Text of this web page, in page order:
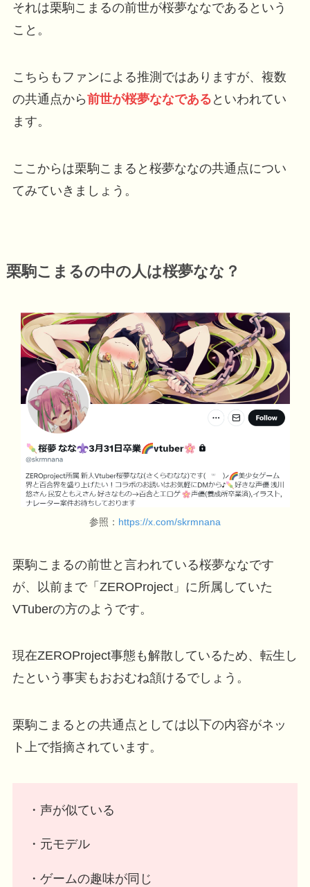
それは栗駒こまるの前世が桜夢ななであるという
こと。
こちらもファンによる推測ではありますが、複数
の共通点から前世が桜夢ななである といわれてい
ます。
ここからは栗駒こまると桜夢ななの共通点につい
てみていきましょう。
栗駒こまるの中の人は桜夢なな？
参照： https://x.com/skrmnana
栗駒こまるの前世と言われている桜夢ななです
が、以前まで「ZEROProject」に所属していた
VTuberの方のようです。
現在ZEROProject事態も解散しているため、転生し
たという事実もおおむね頷けるでしょう。
栗駒こまるとの共通点としては以下の内容がネッ
ト上で指摘されています。
・声が似ている
・元モデル
・ゲームの趣味が同じ